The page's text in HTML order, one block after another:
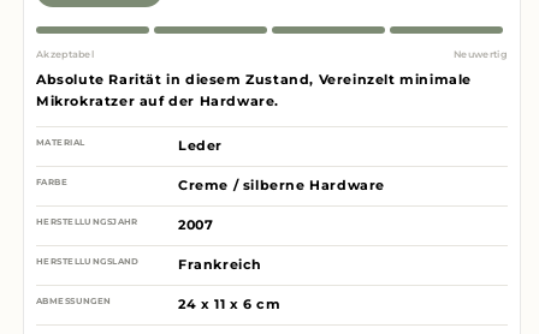
Akzeptabel Neuwertig
Absolute Rarität in diesem Zustand, Vereinzelt minimale
Mikrokratzer auf der Hardware.
MATERIAL Leder
FARBE Creme / silberne Hardware
HERSTELLUNGSJAHR 2007
HERSTELLUNGSLAND Frankreich
ABMESSUNGEN 24 x 11 x 6 cm